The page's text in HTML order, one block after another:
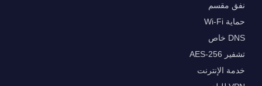
نفق مقسم
حماية Wi-Fi
DNS خاص
تشفير AES-256
خدمة الإنترنت